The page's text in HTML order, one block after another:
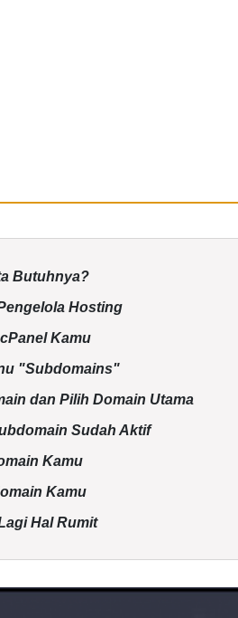
Butuhnya?
Hosting
Kamu
"Subdomains"
dan Pilih Domain Utama
Sudah Aktif
Kamu
Kamu
Hal Rumit